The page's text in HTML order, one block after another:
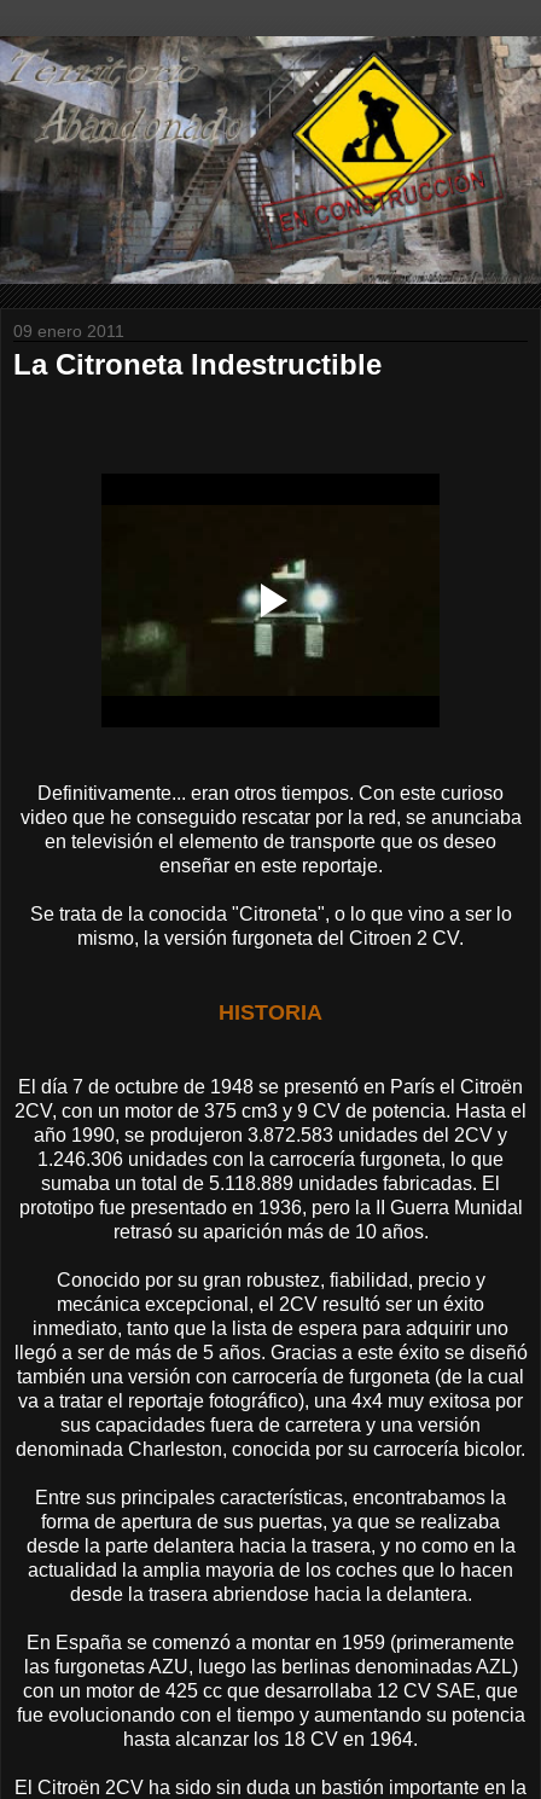
09 enero 2011
La Citroneta Indestructible
Definitivamente... eran otros tiempos. Con este curioso
video que he conseguido rescatar por la red, se anunciaba
en televisión el elemento de transporte que os deseo
enseñar en este reportaje.
Se trata de la conocida "Citroneta", o lo que vino a ser lo
mismo, la versión furgoneta del Citroen 2 CV.
HISTORIA
El día 7 de octubre de 1948 se presentó en París el Citroën
2CV, con un motor de 375 cm3 y 9 CV de potencia. Hasta el
año 1990, se produjeron 3.872.583 unidades del 2CV y
1.246.306 unidades con la carrocería furgoneta, lo que
sumaba un total de 5.118.889 unidades fabricadas. El
prototipo fue presentado en 1936, pero la II Guerra Munidal
retrasó su aparición más de 10 años.
Conocido por su gran robustez, fiabilidad, precio y
mecánica excepcional, el 2CV resultó ser un éxito
inmediato, tanto que la lista de espera para adquirir uno
llegó a ser de más de 5 años. Gracias a este éxito se diseñó
también una versión con carrocería de furgoneta (de la cual
va a tratar el reportaje fotográfico), una 4x4 muy exitosa por
sus capacidades fuera de carretera y una versión
denominada Charleston, conocida por su carrocería bicolor.
Entre sus principales características, encontrabamos la
forma de apertura de sus puertas, ya que se realizaba
desde la parte delantera hacia la trasera, y no como en la
actualidad la amplia mayoria de los coches que lo hacen
desde la trasera abriendose hacia la delantera.
En España se comenzó a montar en 1959 (primeramente
las furgonetas AZU, luego las berlinas denominadas AZL)
con un motor de 425 cc que desarrollaba 12 CV SAE, que
fue evolucionando con el tiempo y aumentando su potencia
hasta alcanzar los 18 CV en 1964.
El Citroën 2CV ha sido sin duda un bastión importante en la